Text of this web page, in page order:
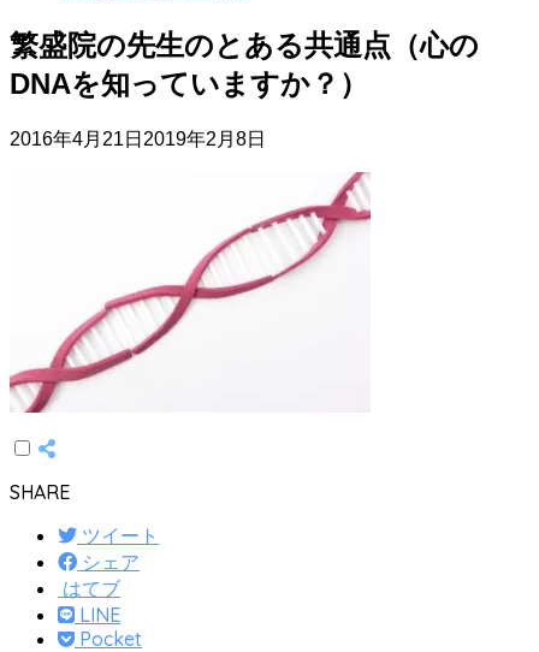
繁盛院の先生のとある共通点（心の
DNAを知っていますか？）
2016年4月21日 2019年2月8日
SHARE
ツイート
シェア
はてブ
LINE
Pocket